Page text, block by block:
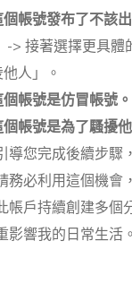
個帳號發布了不該
-> 接著選擇更具體
人」。
個帳號是仿冒帳號。
個帳號是為了騷擾
導您完成後續步驟
務必利用這個機會
帳戶持續創建多個
影響我的日常生活